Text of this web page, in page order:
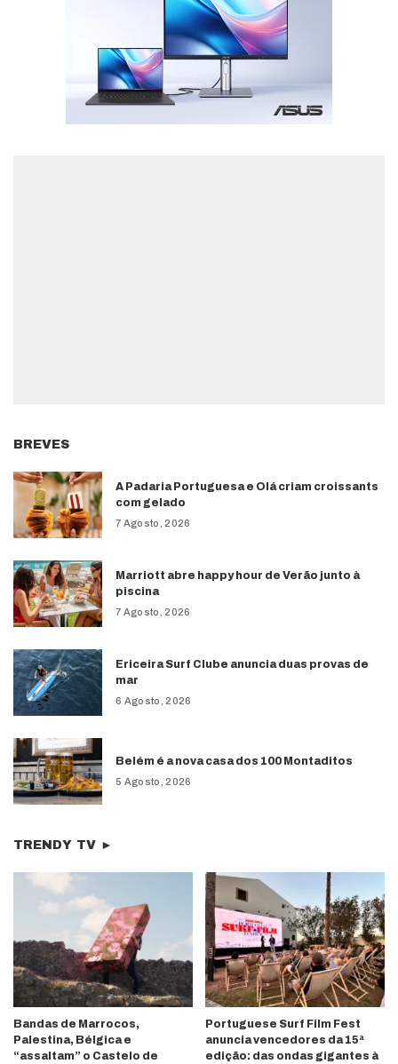
BREVES
A Padaria Portuguesa e Olá criam croissants
com gelado
7 Agosto, 2026
Marriott abre happy hour de Verão junto à
piscina
7 Agosto, 2026
Ericeira Surf Clube anuncia duas provas de
mar
6 Agosto, 2026
Belém é a nova casa dos 100 Montaditos
5 Agosto, 2026
TRENDY TV ►
Bandas de Marrocos,
Palestina, Bélgica e
“assaltam” o Castelo de
Portuguese Surf Film Fest
anuncia vencedores da 15ª
edição: das ondas gigantes à